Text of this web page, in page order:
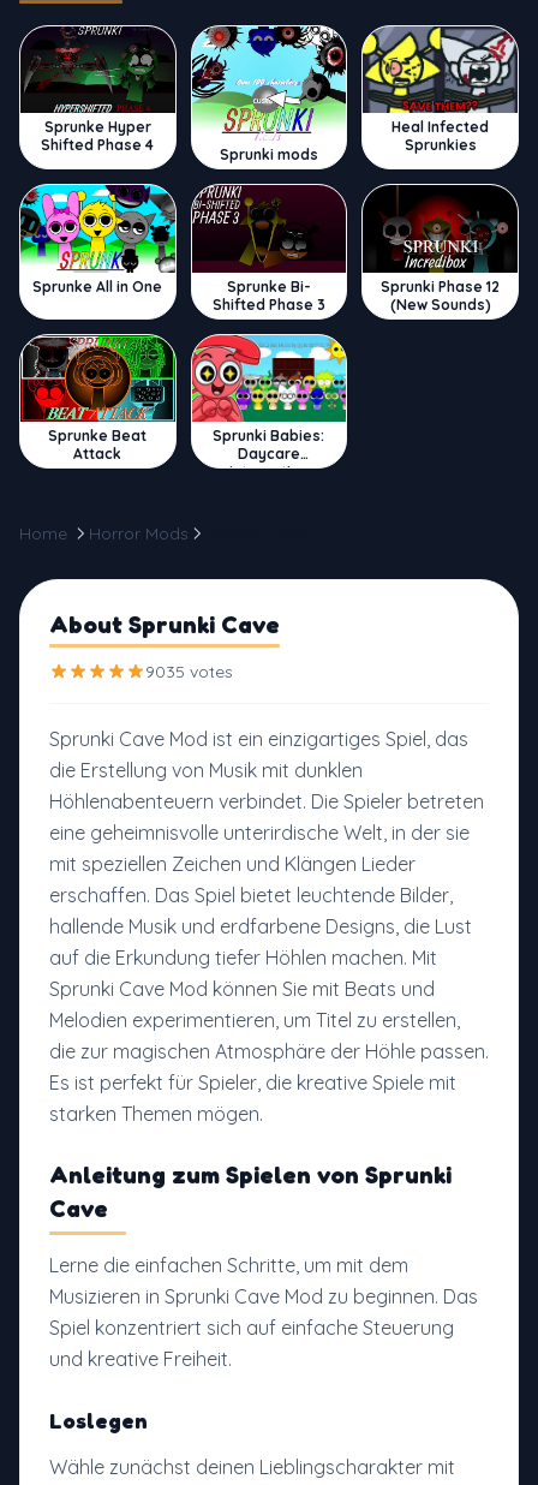
Sprunke Hyper
Shifted Phase 4
Sprunki mods
Heal Infected
Sprunkies
Sprunke All in One
Sprunke Bi-
Shifted Phase 3
Sprunki Phase 12
(New Sounds)
Sprunke Beat
Attack
Sprunki Babies:
Daycare
Interactive
Home Horror Mods
About Sprunki Cave
9035 votes
Sprunki Cave Mod ist ein einzigartiges Spiel, das
die Erstellung von Musik mit dunklen
Höhlenabenteuern verbindet. Die Spieler betreten
eine geheimnisvolle unterirdische Welt, in der sie
mit speziellen Zeichen und Klängen Lieder
erschaffen. Das Spiel bietet leuchtende Bilder,
hallende Musik und erdfarbene Designs, die Lust
auf die Erkundung tiefer Höhlen machen. Mit
Sprunki Cave Mod können Sie mit Beats und
Melodien experimentieren, um Titel zu erstellen,
die zur magischen Atmosphäre der Höhle passen.
Es ist perfekt für Spieler, die kreative Spiele mit
starken Themen mögen.
Anleitung zum Spielen von Sprunki
Cave
Lerne die einfachen Schritte, um mit dem
Musizieren in Sprunki Cave Mod zu beginnen. Das
Spiel konzentriert sich auf einfache Steuerung
und kreative Freiheit.
Loslegen
Wähle zunächst deinen Lieblingscharakter mit